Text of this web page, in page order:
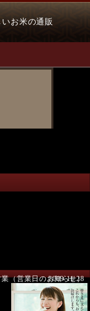
お米の通販
（営業日のお知らせ）
2009.11.28